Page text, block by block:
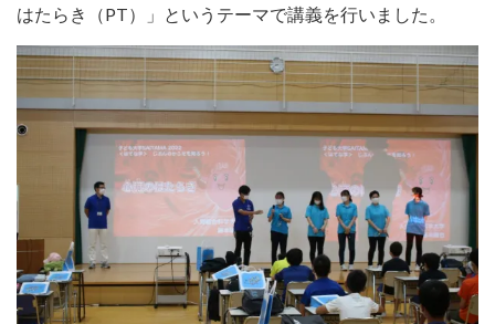
はたらき（PT）」というテーマで講義を行いました。